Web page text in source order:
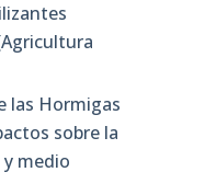
las Hormigas
sobre la
medio